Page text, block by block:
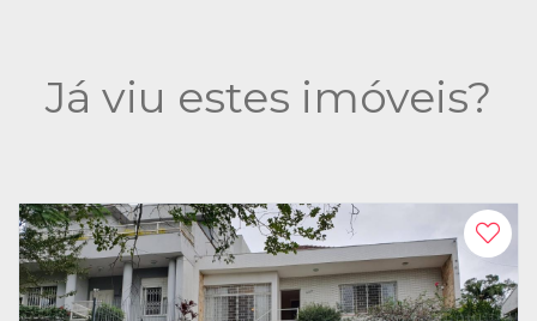
Já viu estes imóveis?